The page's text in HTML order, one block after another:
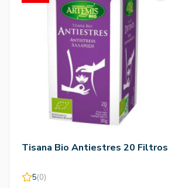
Tisana Bio Antiestres 20 Filtros
5(0)